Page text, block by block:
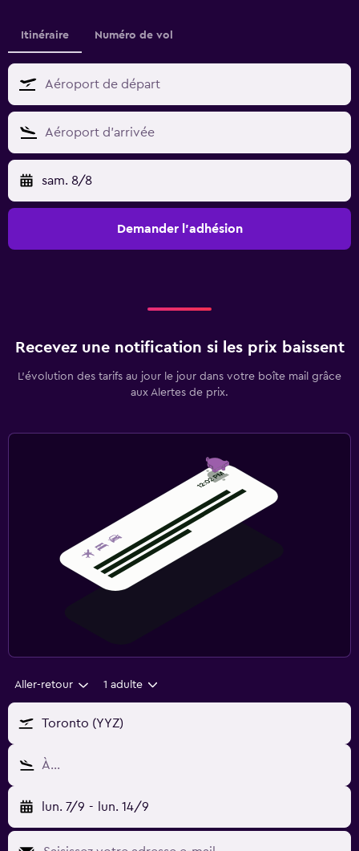
Itinéraire Numéro de vol
sam. 8/8
Demander l’adhésion
Recevez une notification si les prix baissent
L’évolution des tarifs au jour le jour dans votre boîte mail grâce
aux Alertes de prix.
Aller-retour 1 adulte
Toronto (YYZ)
À…
lun. 7/9 - lun. 14/9